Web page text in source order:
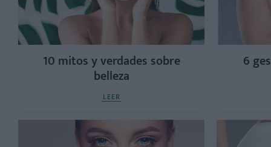
10 mitos y verdades sobre
belleza
LEER
6